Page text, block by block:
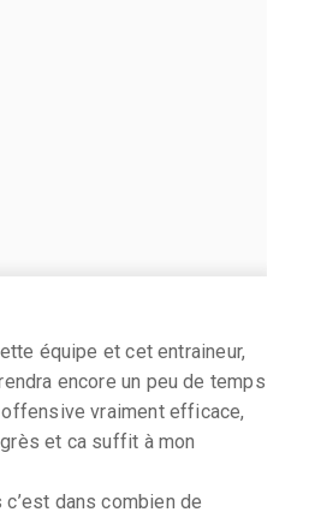
équipe et cet entraineur,
encore un peu de temps
vraiment efficace,
et ca suffit à mon
dans combien de